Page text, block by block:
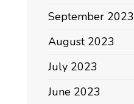
September 2023
August 2023
July 2023
June 2023